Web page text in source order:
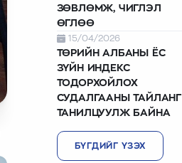
ЗӨВЛӨМЖ, ЧИГЛЭЛ
ӨГЛӨӨ
15/04/2026
ТӨРИЙН АЛБАНЫ ЁС
ЗҮЙН ИНДЕКС
ТОДОРХОЙЛОХ
СУДАЛГААНЫ ТАЙЛАНГ
ТАНИЛЦУУЛЖ БАЙНА
БҮГДИЙГ ҮЗЭХ